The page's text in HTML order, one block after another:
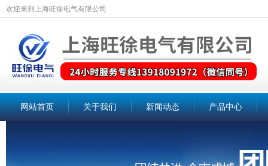
欢迎来到上海旺徐电气有限公司
网站首页 关于我们 新闻动态 产品中心